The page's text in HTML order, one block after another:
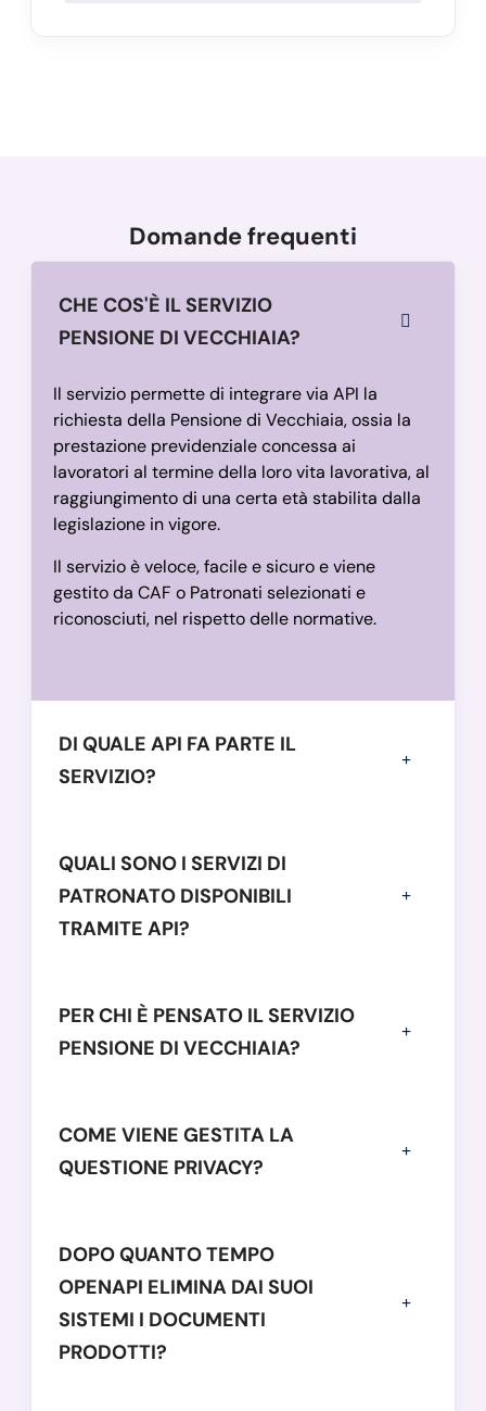
Domande frequenti
CHE COS'È IL SERVIZIO
PENSIONE DI VECCHIAIA?
Il servizio permette di integrare via API la
richiesta della Pensione di Vecchiaia, ossia la
prestazione previdenziale concessa ai
lavoratori al termine della loro vita lavorativa, al
raggiungimento di una certa età stabilita dalla
legislazione in vigore.
Il servizio è veloce, facile e sicuro e viene
gestito da CAF o Patronati selezionati e
riconosciuti, nel rispetto delle normative.
DI QUALE API FA PARTE IL
SERVIZIO?
QUALI SONO I SERVIZI DI
PATRONATO DISPONIBILI
TRAMITE API?
PER CHI È PENSATO IL SERVIZIO
PENSIONE DI VECCHIAIA?
COME VIENE GESTITA LA
QUESTIONE PRIVACY?
DOPO QUANTO TEMPO
OPENAPI ELIMINA DAI SUOI
SISTEMI I DOCUMENTI
PRODOTTI?